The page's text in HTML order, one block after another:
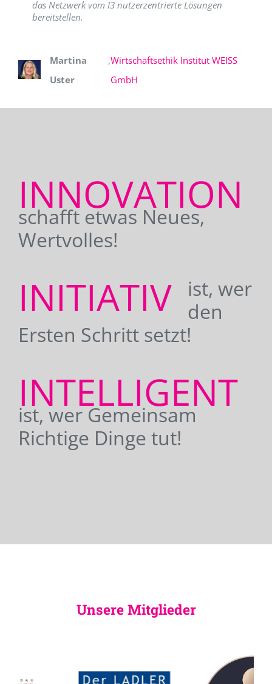
das Netzwerk vom I3 nutzerzentrierte Lösungen
bereitstellen.
Martina
Uster
,Wirtschaftsethik Institut WEISS
GmbH
INNOVATION
schafft etwas Neues,
Wertvolles!
INITIATIV
ist, wer
den
Ersten Schritt setzt!
INTELLIGENT
ist, wer Gemeinsam
Richtige Dinge tut!
Unsere Mitglieder